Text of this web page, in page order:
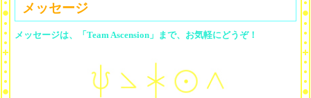
メッセージ
メッセージは、「Team Ascension」まで、お気軽にどうぞ！